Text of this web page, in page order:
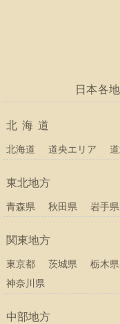
日本各
北海道
北海道 道央エリア
東北地方
青森県 秋田県 岩手県
関東地方
東京都 茨城県 栃木県
神奈川県
中部地方